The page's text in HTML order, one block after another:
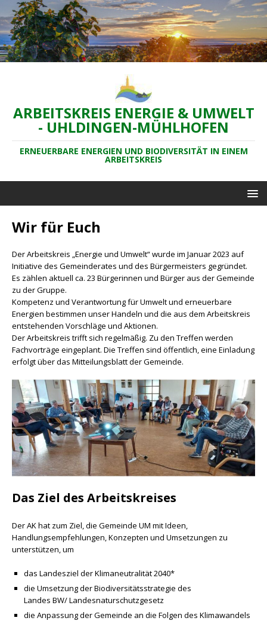
ARBEITSKREIS ENERGIE & UMWELT
- UHLDINGEN-MÜHLHOFEN
ERNEUERBARE ENERGIEN UND BIODIVERSITÄT IN EINEM
ARBEITSKREIS
Wir für Euch
Der Arbeitskreis „Energie und Umwelt“ wurde im Januar 2023 auf
Initiative des Gemeinderates und des Bürgermeisters gegründet.
Es zählen aktuell ca. 23 Bürgerinnen und Bürger aus der Gemeinde
zu der Gruppe.
Kompetenz und Verantwortung für Umwelt und erneuerbare
Energien bestimmen unser Handeln und die aus dem Arbeitskreis
entstehenden Vorschläge und Aktionen.
Der Arbeitskreis trifft sich regelmäßig. Zu den Treffen werden
Fachvorträge eingeplant. Die Treffen sind öffentlich, eine Einladung
erfolgt über das Mitteilungsblatt der Gemeinde.
Das Ziel des Arbeitskreises
Der AK hat zum Ziel, die Gemeinde UM mit Ideen,
Handlungsempfehlungen, Konzepten und Umsetzungen zu
unterstützen, um
das Landesziel der Klimaneutralität 2040*
die Umsetzung der Biodiversitätsstrategie des
Landes BW/ Landesnaturschutzgesetz
die Anpassung der Gemeinde an die Folgen des Klimawandels